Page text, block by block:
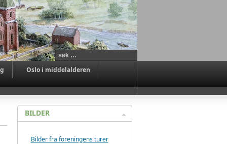
Oslo i middelalderen
BILDER
Bilder fra foreningens turer